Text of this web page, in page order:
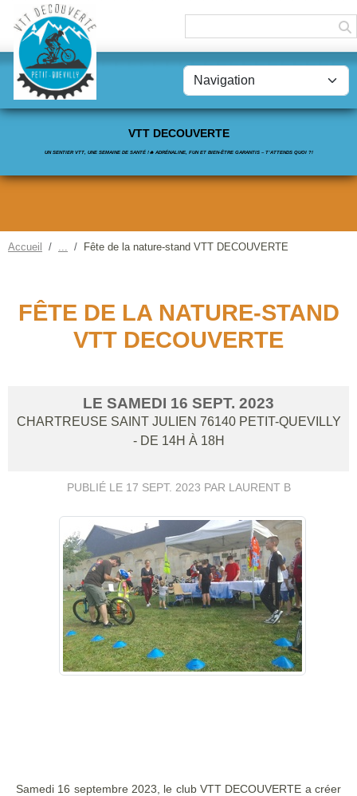
VTT DECOUVERTE
UN SENTIER VTT, UNE SEMAINE DE SANTÉ !🔥 ADRÉNALINE, FUN ET BIEN-ÊTRE GARANTIS – T’ATTENDS QUOI ?!
Accueil Fête de la nature-stand VTT DECOUVERTE
FÊTE DE LA NATURE-STAND
VTT DECOUVERTE
LE SAMEDI 16 SEPT. 2023
CHARTREUSE SAINT JULIEN 76140 PETIT-QUEVILLY
- DE 14H À 18H
PUBLIÉ LE 17 SEPT. 2023 PAR LAURENT B
Samedi 16 septembre 2023, le club VTT DECOUVERTE a créer
Panneau de gestion des cookies